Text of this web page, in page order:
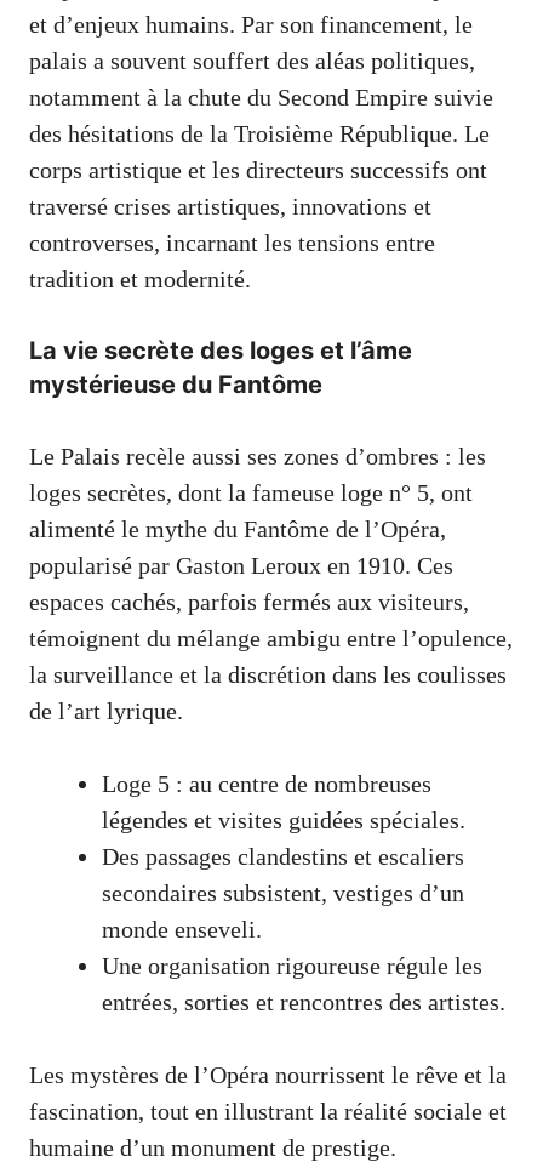
et d’enjeux humains. Par son financement, le
palais a souvent souffert des aléas politiques,
notamment à la chute du Second Empire suivie
des hésitations de la Troisième République. Le
corps artistique et les directeurs successifs ont
traversé crises artistiques, innovations et
controverses, incarnant les tensions entre
tradition et modernité.
La vie secrète des loges et l’âme
mystérieuse du Fantôme
Le Palais recèle aussi ses zones d’ombres : les
loges secrètes, dont la fameuse loge n° 5, ont
alimenté le mythe du Fantôme de l’Opéra,
popularisé par Gaston Leroux en 1910. Ces
espaces cachés, parfois fermés aux visiteurs,
témoignent du mélange ambigu entre l’opulence,
la surveillance et la discrétion dans les coulisses
de l’art lyrique.
Loge 5 : au centre de nombreuses
légendes et visites guidées spéciales.
Des passages clandestins et escaliers
secondaires subsistent, vestiges d’un
monde enseveli.
Une organisation rigoureuse régule les
entrées, sorties et rencontres des artistes.
Les mystères de l’Opéra nourrissent le rêve et la
fascination, tout en illustrant la réalité sociale et
humaine d’un monument de prestige.